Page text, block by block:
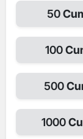
50
100
500
1000